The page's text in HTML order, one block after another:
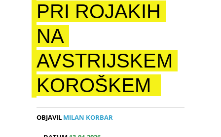
PRI ROJAKIH
NA
AVSTRIJSKEM
KOROŠKEM
OBJAVIL MILAN KORBAR